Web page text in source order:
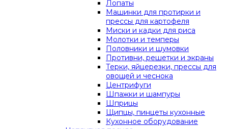
Лопаты
Машинки для протирки и
прессы для картофеля
Миски и кадки для риса
Молотки и темперы
Половники и шумовки
Противни, решетки и экраны
Терки, яйцерезки, прессы для
овощей и чеснока
Центрифуги
Шпажки и шампуры
Шприцы
Щипцы, пинцеты кухонные
Кухонное оборудование